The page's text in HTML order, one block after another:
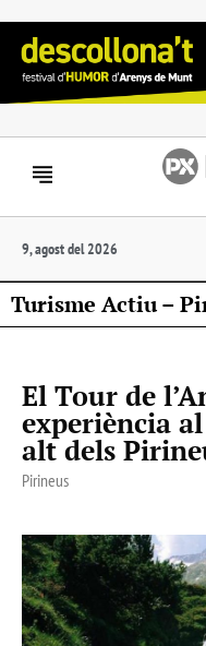
9, agost del 2026
Turisme Actiu –
El Tour de
experiència
alt dels
Pirineus